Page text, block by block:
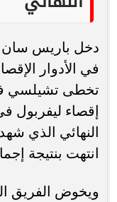
دخل باريس سان
في الأدوار
إقصاء ليفربول
النهائي الذي
انتهت بنتيجة إجمالية 6-5 لصالح الفريق
ويخوض الفريق